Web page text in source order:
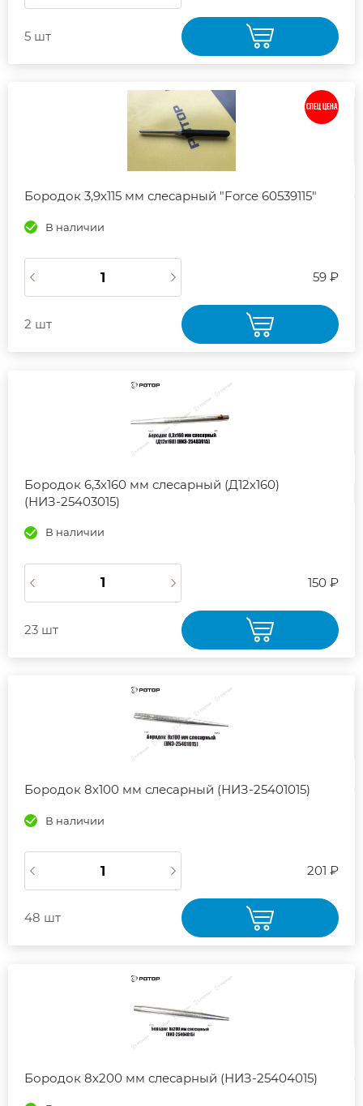
5 шт
СПЕЦ ЦЕНА
Бородок 3,9х115 мм слесарный "Force 60539115"
В наличии
59 ₽
2 шт
Бородок 6,3х160 мм слесарный (Д12х160)
(НИЗ-25403015)
В наличии
150 ₽
23 шт
Бородок 8х100 мм слесарный (НИЗ-25401015)
В наличии
201 ₽
48 шт
Бородок 8х200 мм слесарный (НИЗ-25404015)